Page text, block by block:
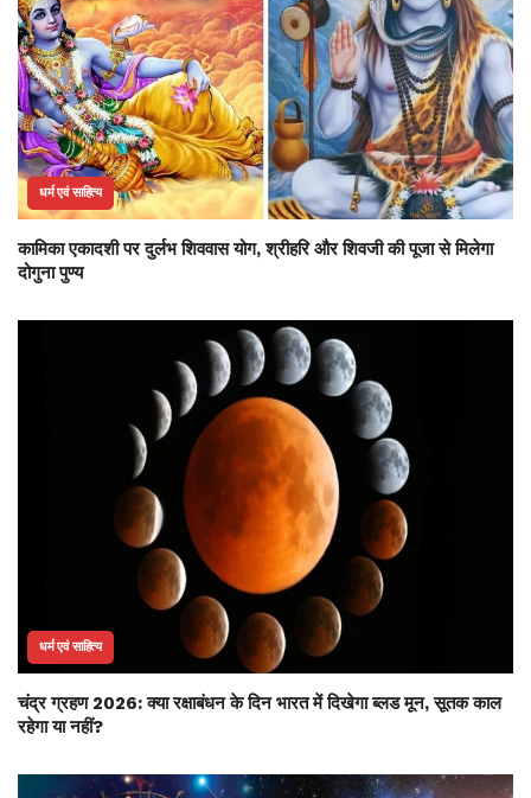
धर्म एवं साहित्य
कामिका एकादशी पर दुर्लभ शिववास योग, श्रीहरि और शिवजी की पूजा से मिलेगा
दोगुना पुण्य
धर्म एवं साहित्य
चंद्र ग्रहण 2026: क्या रक्षाबंधन के दिन भारत में दिखेगा ब्लड मून, सूतक काल
रहेगा या नहीं?